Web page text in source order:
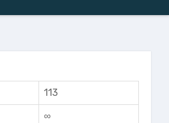
113
∞